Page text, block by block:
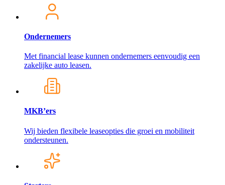
Ondernemers
Met financial lease kunnen ondernemers eenvoudig een
zakelijke auto leasen.
MKB’ers
Wij bieden flexibele leaseopties die groei en mobiliteit
ondersteunen.